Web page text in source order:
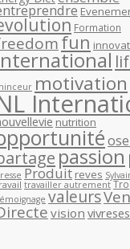
Formation
fun
motivation
nutrition
passion
Produit reves
travailler autrement
valeurs
vision